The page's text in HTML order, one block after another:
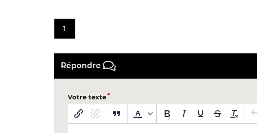
1
Répondre
Votre texte